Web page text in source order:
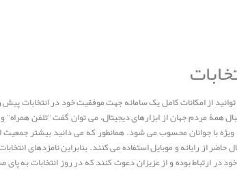
از امکانات کامل یک سامانه جهت موفقیت خود در انتخابات پیش
همۀ مردم جهان از ابزارهای دیجیتال، می توان گفت "تلفن همراه" و
ویژه با جوانان محسوب می شود. همانطور که می دانید بیشتر جمعیت
ایران، در حال حاضر از رایانه و موبایل استفاده می کنند. بنابراین نامزدهای
در ارتباط بوده و از عزیزان دعوت کنند که در روز انتخابات به